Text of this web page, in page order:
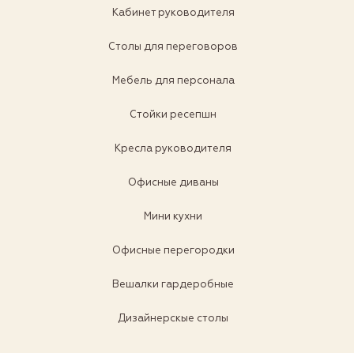
Кабинет руководителя
Столы для переговоров
Мебель для персонала
Стойки ресепшн
Кресла руководителя
Офисные диваны
Мини кухни
Офисные перегородки
Вешалки гардеробные
Дизайнерскые столы